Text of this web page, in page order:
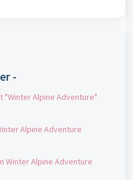
-
"Winter Alpine Adventure"
Alpine Adventure
Winter Alpine Adventure